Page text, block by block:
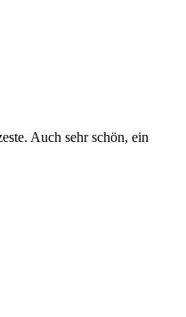
Auch sehr schön, ein